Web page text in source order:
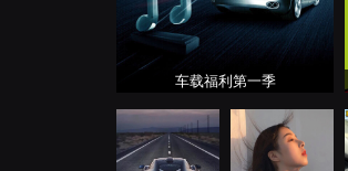
车载福利第一季